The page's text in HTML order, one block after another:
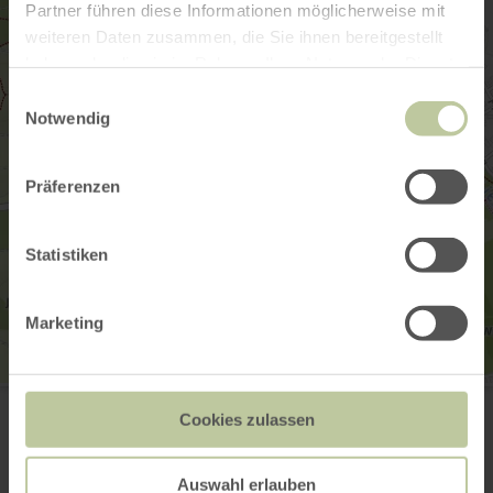
Partner führen diese Informationen möglicherweise mit
weiteren Daten zusammen, die Sie ihnen bereitgestellt
Notwendig
Präferenzen
Statistiken
Marketing
Cookies zulassen
Auswahl erlauben
Tourist-Information Wittlich Stadt & Land
Marktplatz / Neustraße 2
0049 6571 146624